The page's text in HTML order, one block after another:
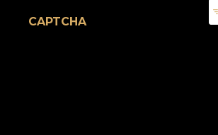
CAPTCHA